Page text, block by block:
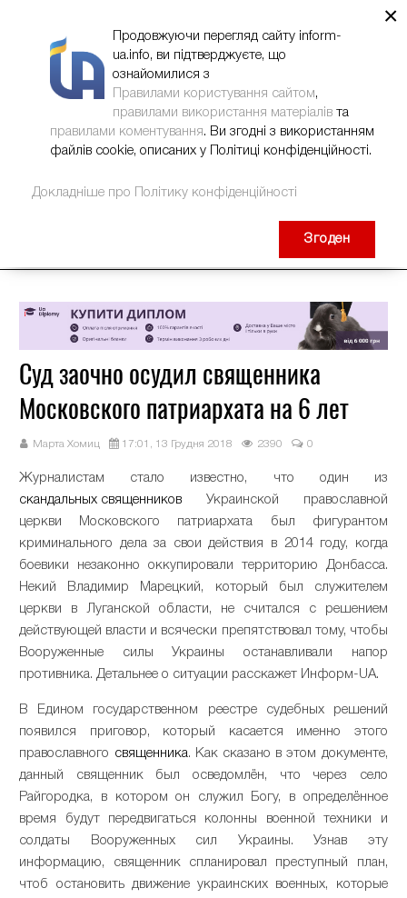
Суд заочно осудил священника
Московского патриархата на 6 лет
Марта Хомиц 17:01, 13 Грудня 2018 2390 0
Журналистам стало известно, что один из
скандальных священников Украинской православной
церкви Московского патриархата был фигурантом
криминального дела за свои действия в 2014 году, когда
боевики незаконно оккупировали территорию Донбасса.
Некий Владимир Марецкий, который был служителем
церкви в Луганской области, не считался с решением
действующей власти и всячески препятствовал тому, чтобы
Вооруженные силы Украины останавливали напор
противника. Детальнее о ситуации расскажет Информ-UA.
В Едином государственном реестре судебных решений
появился приговор, который касается именно этого
православного священника. Как сказано в этом документе,
данный священник был осведомлён, что через село
Райгородка, в котором он служил Богу, в определённое
время будут передвигаться колонны военной техники и
солдаты Вооруженных сил Украины. Узнав эту
информацию, священник спланировал преступный план,
чтоб остановить движение украинских военных, которые
×
Продовжуючи перегляд сайту inform-
ua.info, ви підтверджуєте, що
ознайомилися з
Правилами користування сайтом,
правилами використання матеріалів та
правилами коментування. Ви згодні з використанням
файлів cookie, описаних у Політиці конфіденційності.
Докладніше про Політику конфіденційності
Згоден